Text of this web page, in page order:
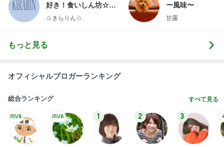
好き！食いしん坊☆き
らりん☆のブログ
☆きらりん☆
ー風味〜
甘露
もっと見る
オフィシャルブロガーランキング
総合ランキング すべて見る
1 2 3